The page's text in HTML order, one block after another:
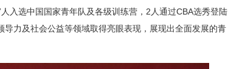
入选中国国家青年队及各级训练营，2人通过CBA选秀登陆
力及社会公益等领域取得亮眼表现，展现出全面发展的青